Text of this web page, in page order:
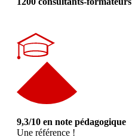
9,3/10 en note pédagogique
Une référence !